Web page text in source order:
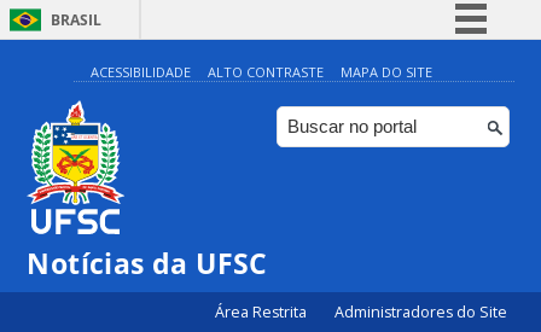
BRASIL
Simplifique!
Comunica BR
Participe
ACESSIBILIDADE ALTO CONTRASTE MAPA DO SITE
Notícias da UFSC
Área Restrita Administradores do Site